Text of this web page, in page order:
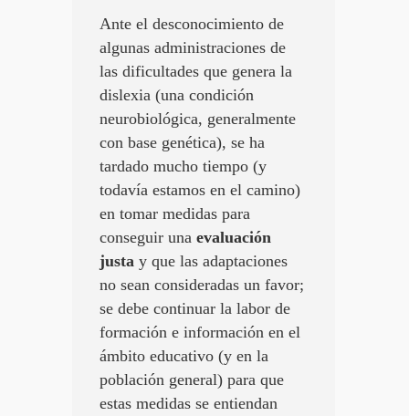
Ante el desconocimiento de
algunas administraciones de
las dificultades que genera la
dislexia (una condición
neurobiológica, generalmente
con base genética), se ha
tardado mucho tiempo (y
todavía estamos en el camino)
en tomar medidas para
conseguir una evaluación
justa y que las adaptaciones
no sean consideradas un favor;
se debe continuar la labor de
formación e información en el
ámbito educativo (y en la
población general) para que
estas medidas se entiendan